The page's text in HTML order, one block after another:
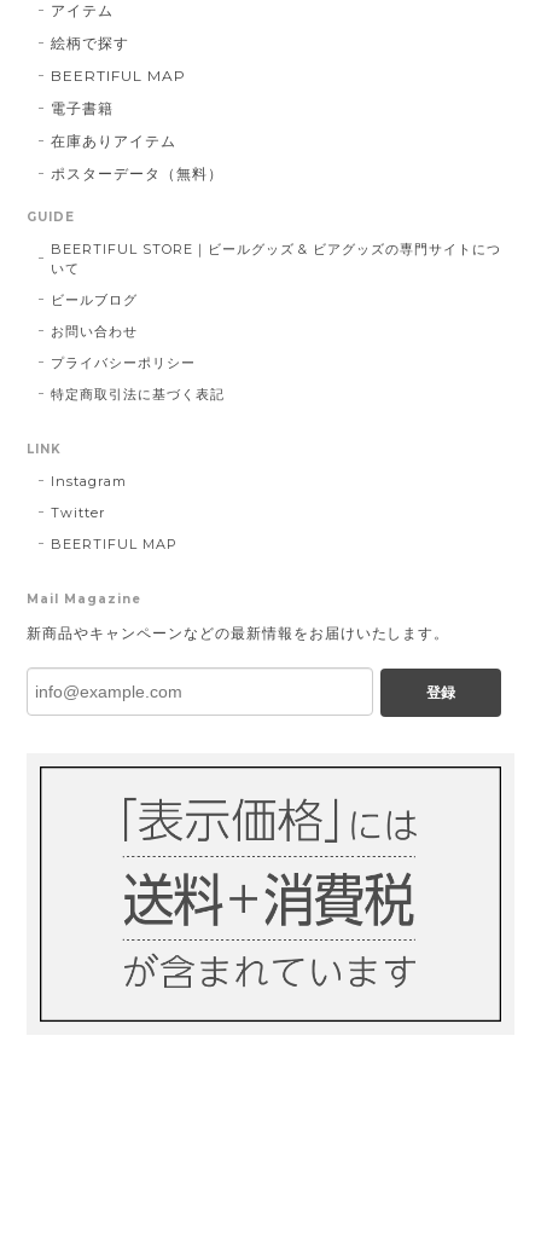
アイテム
絵柄で探す
BEERTIFUL MAP
電子書籍
在庫ありアイテム
ポスターデータ（無料）
GUIDE
BEERTIFUL STORE｜ビールグッズ & ビアグッズの専門サイトにつ
いて
ビールブログ
お問い合わせ
プライバシーポリシー
特定商取引法に基づく表記
LINK
Instagram
Twitter
BEERTIFUL MAP
Mail Magazine
新商品やキャンペーンなどの最新情報をお届けいたします。
登録